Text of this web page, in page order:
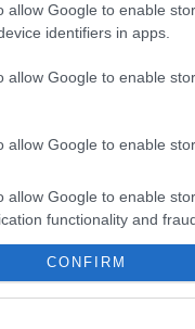
allow Google to enable
identifiers in apps.
allow Google to enable
allow Google to enable
allow Google to enable
functionality and
CONFIRM
vállalat, amely
motoroknak,
CheapTickets,